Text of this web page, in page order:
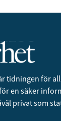
tidningen för
en säker
privat som